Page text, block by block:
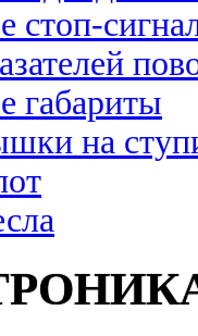
стоп-
габариты
на